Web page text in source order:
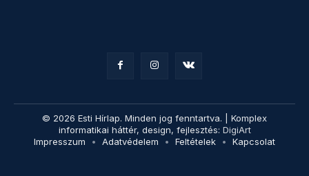
© 2026 Esti Hírlap. Minden jog fenntartva. | Komplex
informatikai háttér, design, fejlesztés: DigiArt
Impresszum
Adatvédelem Feltételek Kapcsolat